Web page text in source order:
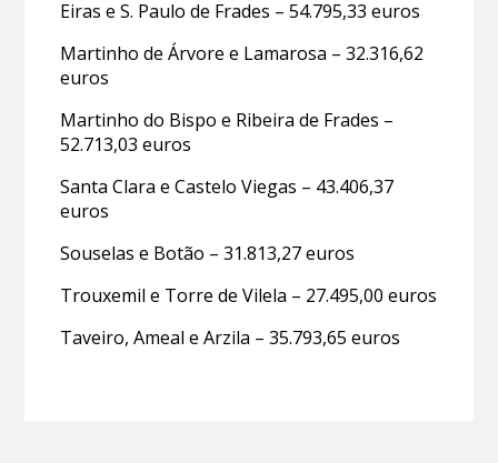
Eiras e S. Paulo de Frades – 54.795,33 euros
Martinho de Árvore e Lamarosa – 32.316,62
euros
Martinho do Bispo e Ribeira de Frades –
52.713,03 euros
Santa Clara e Castelo Viegas – 43.406,37
euros
Souselas e Botão – 31.813,27 euros
Trouxemil e Torre de Vilela – 27.495,00 euros
Taveiro, Ameal e Arzila – 35.793,65 euros